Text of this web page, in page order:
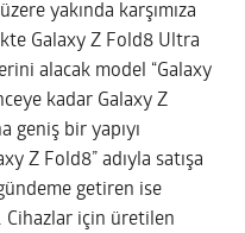
yakında karşımıza
Galaxy Z Fold8 Ultra
alacak model “Galaxy
kadar Galaxy Z
geniş bir yapıyı
Z Fold8” adıyla satışa
getiren ise
. Cihazlar için üretilen